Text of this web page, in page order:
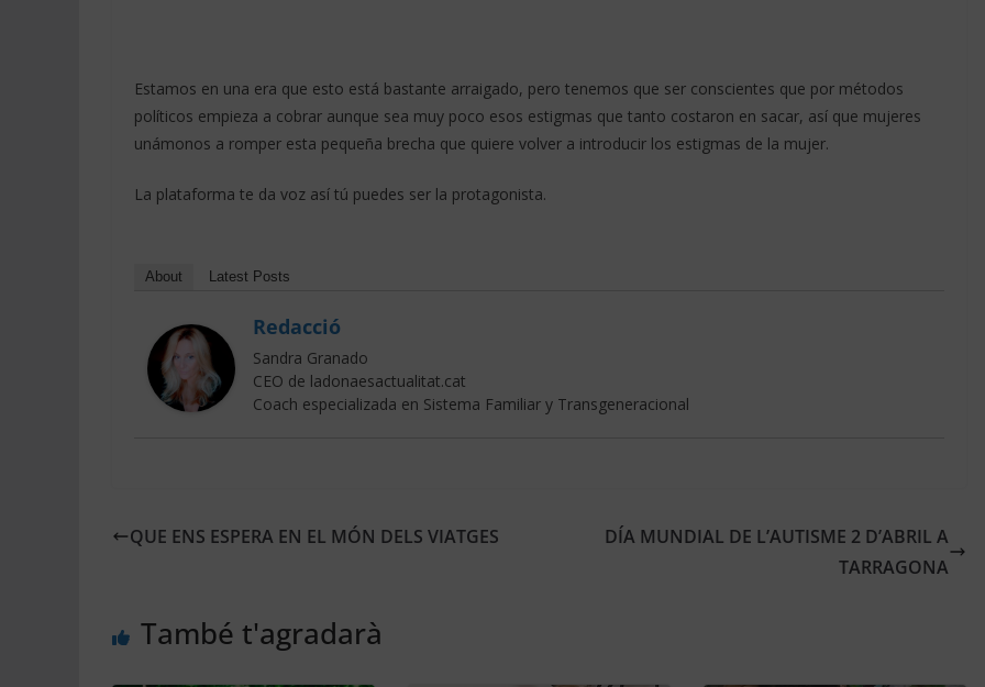
Estamos en una era que esto está bastante arraigado, pero tenemos que ser conscientes que por métodos
políticos empieza a cobrar aunque sea muy poco esos estigmas que tanto costaron en sacar, así que mujeres
unámonos a romper esta pequeña brecha que quiere volver a introducir los estigmas de la mujer.
La plataforma te da voz así tú puedes ser la protagonista.
About Latest Posts
Redacció
Sandra Granado
CEO de ladonaesactualitat.cat
Coach especializada en Sistema Familiar y Transgeneracional
QUE ENS ESPERA EN EL MÓN DELS VIATGES
DÍA MUNDIAL DE L’AUTISME 2 D’ABRIL A
TARRAGONA
També t'agradarà